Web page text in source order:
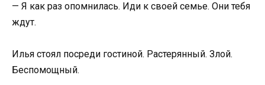
— Я как раз опомнилась. Иди к своей семье. Они тебя
ждут.
Илья стоял посреди гостиной. Растерянный. Злой.
Беспомощный.